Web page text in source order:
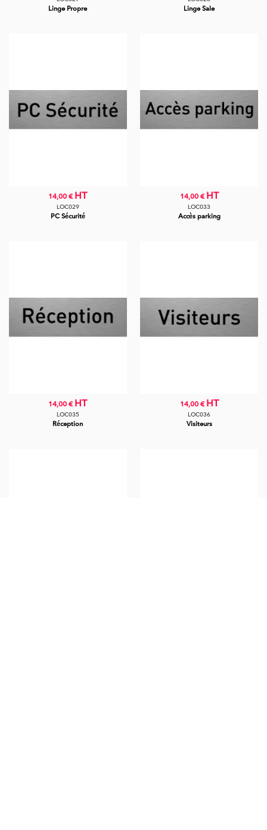
Linge Propre Linge Sale
PC Sécurité
LOC029
14,00 € HT
Accès parking
LOC033
14,00 € HT
Réception
LOC035
14,00 € HT
Visiteurs
LOC036
14,00 € HT